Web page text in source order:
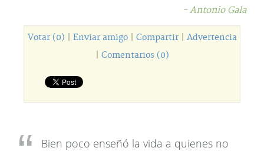
- Antonio Gala
Votar (0) Enviar amigo| Compartir| Advertencia
Comentarios (0)
Bien poco enseñó la vida a quienes no